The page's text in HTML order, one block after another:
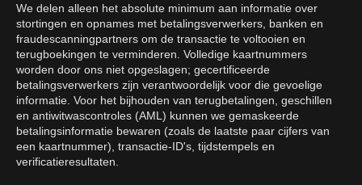
We delen alleen het absolute minimum aan informatie over
stortingen en opnames met betalingsverwerkers, banken en
fraudescanningpartners om de transactie te voltooien en
terugboekingen te verminderen. Volledige kaartnummers
worden door ons niet opgeslagen; gecertificeerde
betalingsverwerkers zijn verantwoordelijk voor die gevoelige
informatie. Voor het bijhouden van terugbetalingen, geschillen
en antiwitwascontroles (AML) kunnen we gemaskeerde
betalingsinformatie bewaren (zoals de laatste paar cijfers van
een kaartnummer), transactie-ID's, tijdstempels en
verificatieresultaten.